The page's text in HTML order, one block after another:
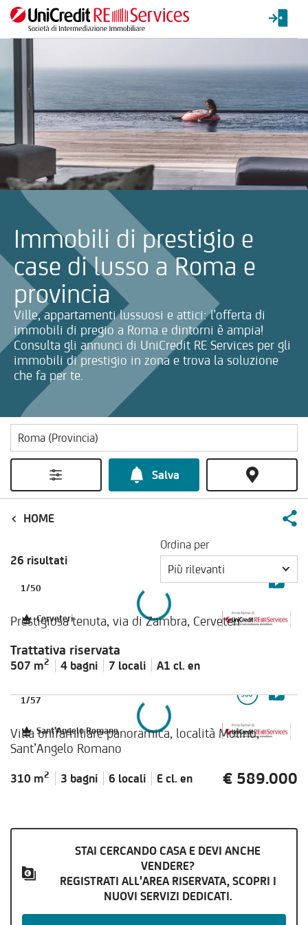
Immobili di prestigio e
case di lusso a Roma e
provincia
Ville, appartamenti lussuosi e attici: l’offerta di
immobili di pregio a Roma e dintorni è ampia!
Consulta gli annunci di UniCredit RE Services per gli
immobili di prestigio in zona e trova la soluzione
che fa per te.
Salva
HOME
26 risultati
Ordina per
Più rilevanti
Cerveteri
1/50
Prestigiosa tenuta, via di Zambra, Cerveteri
507 m2 4 bagni 7 locali A1 cl. en
Trattativa riservata
Sant'Angelo Romano
1/57
Villa unifamiliare panoramica, località Molino,
Sant’Angelo Romano
310 m2 3 bagni 6 locali E cl. en € 589.000
STAI CERCANDO CASA E DEVI ANCHE
VENDERE?
REGISTRATI ALL'AREA RISERVATA, SCOPRI I
NUOVI SERVIZI DEDICATI.